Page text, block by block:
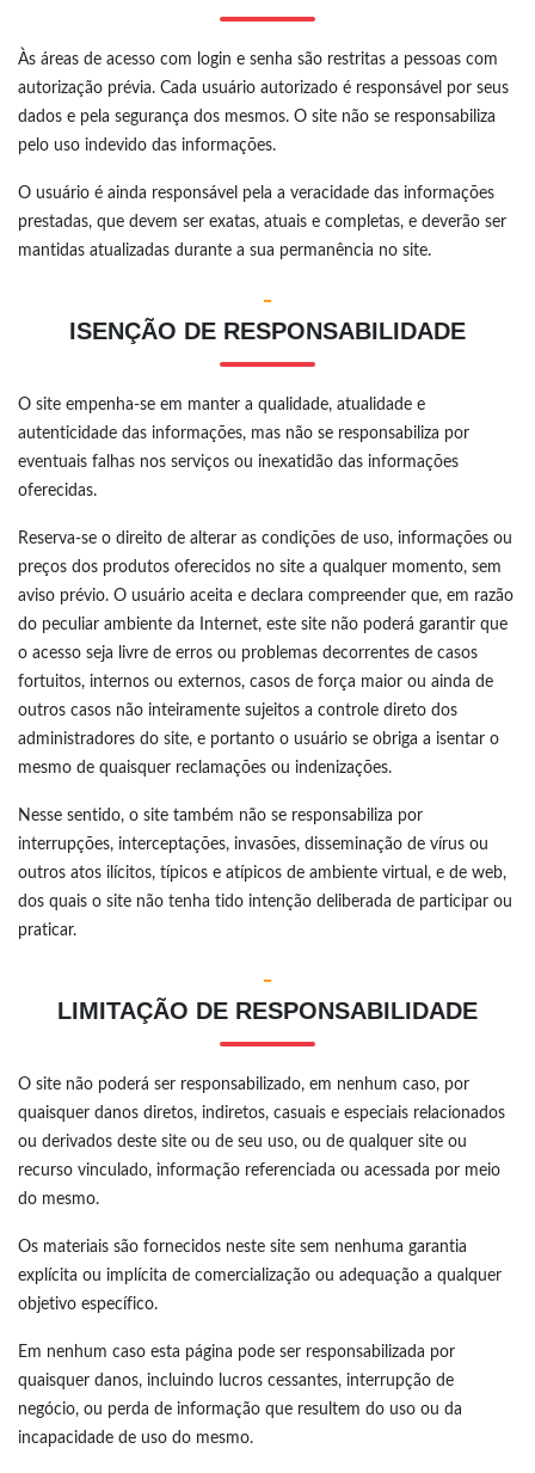
Às áreas de acesso com login e senha são restritas a pessoas com
autorização prévia. Cada usuário autorizado é responsável por seus
dados e pela segurança dos mesmos. O site não se responsabiliza
pelo uso indevido das informações.
O usuário é ainda responsável pela a veracidade das informações
prestadas, que devem ser exatas, atuais e completas, e deverão ser
mantidas atualizadas durante a sua permanência no site.
-
ISENÇÃO DE RESPONSABILIDADE
O site empenha-se em manter a qualidade, atualidade e
autenticidade das informações, mas não se responsabiliza por
eventuais falhas nos serviços ou inexatidão das informações
oferecidas.
Reserva-se o direito de alterar as condições de uso, informações ou
preços dos produtos oferecidos no site a qualquer momento, sem
aviso prévio. O usuário aceita e declara compreender que, em razão
do peculiar ambiente da Internet, este site não poderá garantir que
o acesso seja livre de erros ou problemas decorrentes de casos
fortuitos, internos ou externos, casos de força maior ou ainda de
outros casos não inteiramente sujeitos a controle direto dos
administradores do site, e portanto o usuário se obriga a isentar o
mesmo de quaisquer reclamações ou indenizações.
Nesse sentido, o site também não se responsabiliza por
interrupções, interceptações, invasões, disseminação de vírus ou
outros atos ilícitos, típicos e atípicos de ambiente virtual, e de web,
dos quais o site não tenha tido intenção deliberada de participar ou
praticar.
-
LIMITAÇÃO DE RESPONSABILIDADE
O site não poderá ser responsabilizado, em nenhum caso, por
quaisquer danos diretos, indiretos, casuais e especiais relacionados
ou derivados deste site ou de seu uso, ou de qualquer site ou
recurso vinculado, informação referenciada ou acessada por meio
do mesmo.
Os materiais são fornecidos neste site sem nenhuma garantia
explícita ou implícita de comercialização ou adequação a qualquer
objetivo específico.
Em nenhum caso esta página pode ser responsabilizada por
quaisquer danos, incluindo lucros cessantes, interrupção de
negócio, ou perda de informação que resultem do uso ou da
incapacidade de uso do mesmo.